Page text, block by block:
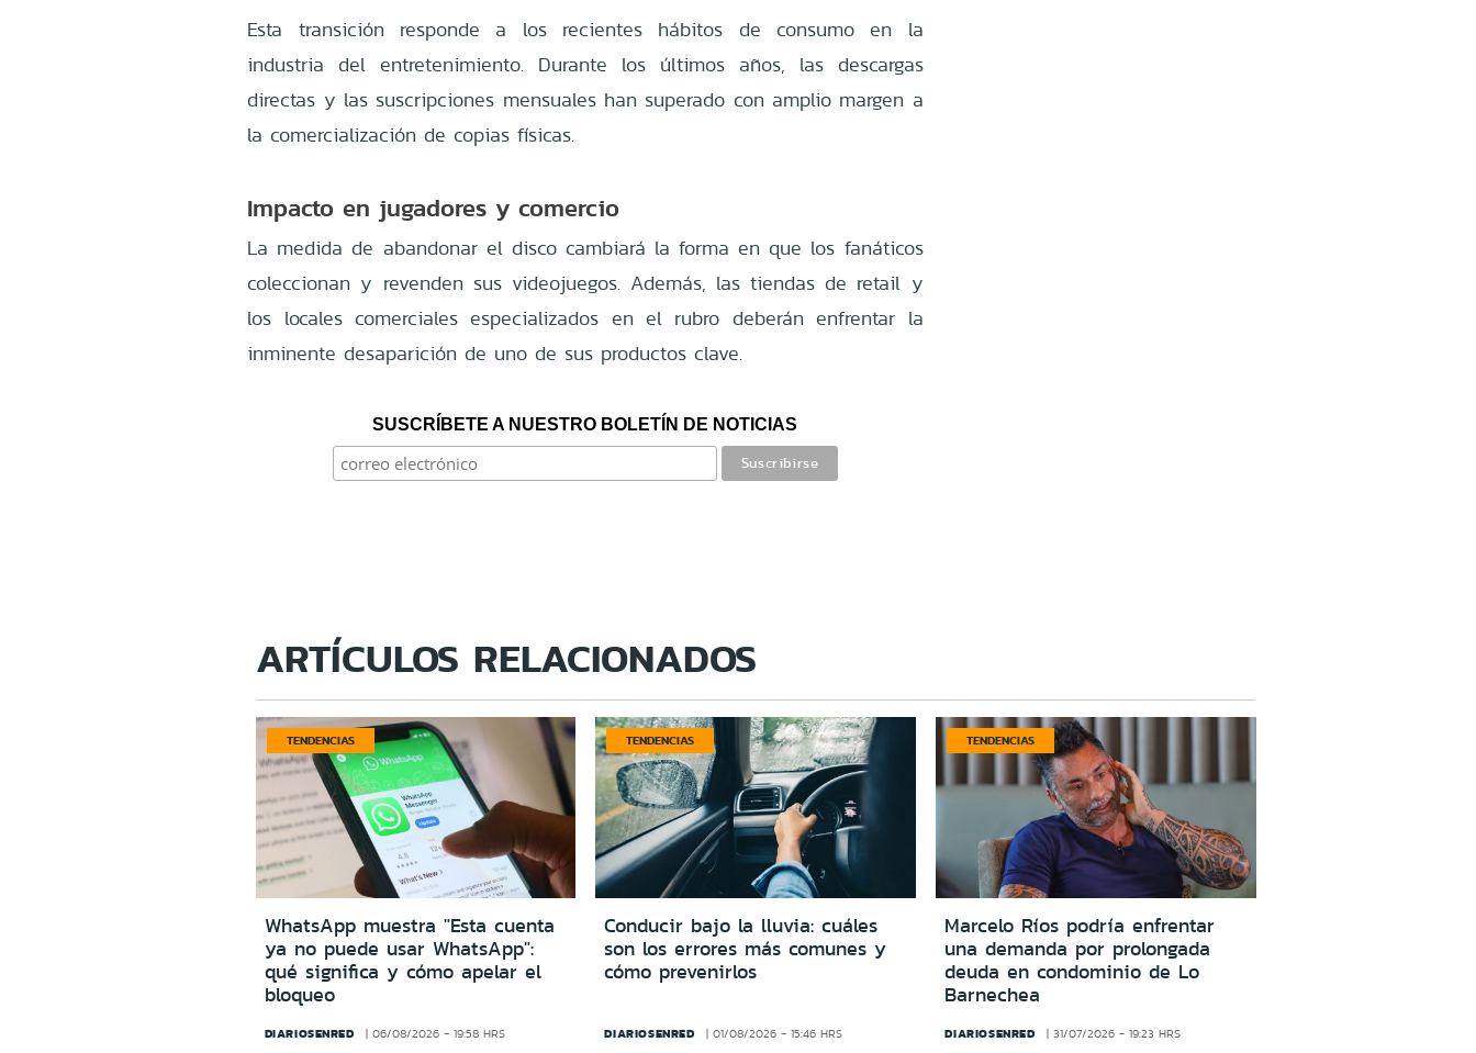
Esta transición responde a los recientes hábitos de consumo en la
industria del entretenimiento. Durante los últimos años, las descargas
directas y las suscripciones mensuales han superado con amplio margen a
la comercialización de copias físicas.
Impacto en jugadores y comercio
La medida de abandonar el disco cambiará la forma en que los fanáticos
coleccionan y revenden sus videojuegos. Además, las tiendas de retail y
los locales comerciales especializados en el rubro deberán enfrentar la
inminente desaparición de uno de sus productos clave.
SUSCRÍBETE A NUESTRO BOLETÍN DE NOTICIAS
ARTÍCULOS RELACIONADOS
TENDENCIAS
WhatsApp muestra "Esta cuenta
ya no puede usar WhatsApp":
qué significa y cómo apelar el
bloqueo
DIARIOSENRED 06/08/2026 - 19:58 HRS
TENDENCIAS
Conducir bajo la lluvia: cuáles
son los errores más comunes y
cómo prevenirlos
DIARIOSENRED 01/08/2026 - 15:46 HRS
TENDENCIAS
Marcelo Ríos podría enfrentar
una demanda por prolongada
deuda en condominio de Lo
Barnechea
DIARIOSENRED 31/07/2026 - 19:23 HRS